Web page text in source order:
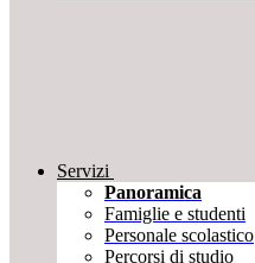
Servizi
Panoramica
Famiglie e studenti
Personale scolastico
Percorsi di studio